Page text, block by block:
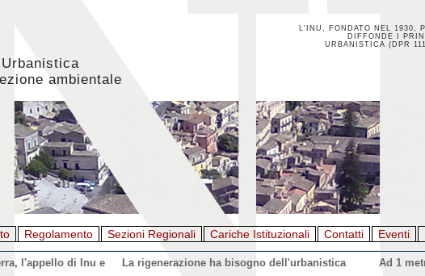
ambientale
L'INU, FONDATO NEL 1930,
DIFFONDE I
URBANISTICA (DPR
Regolamento Sezioni Regionali Cariche Istituzionali Contatti Eventi
l'appello di Inu e
La rigenerazione ha bisogno dell'urbanistica Ad 1